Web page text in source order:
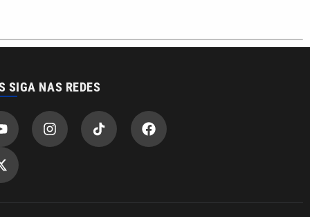
a VTV News